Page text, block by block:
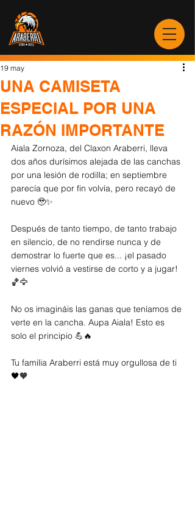
UNA CAMISETA
ESPECIAL POR UNA
RAZÓN IMPORTANTE
19 may
Aiala Zornoza, del Claxon Araberri, lleva
dos años durísimos alejada de las canchas
por una lesión de rodilla; en septiembre
parecía que por fin volvía, pero recayó de
nuevo 🥹✨
Después de tanto tiempo, de tanto trabajo
en silencio, de no rendirse nunca y de
demostrar lo fuerte que es... ¡el pasado
viernes volvió a vestirse de corto y a jugar!
🏀🦅
No os imagináis las ganas que teníamos de
verte en la cancha. Aupa Aiala! Esto es
solo el principio 💪🔥
Tu familia Araberri está muy orgullosa de ti
🖤🧡